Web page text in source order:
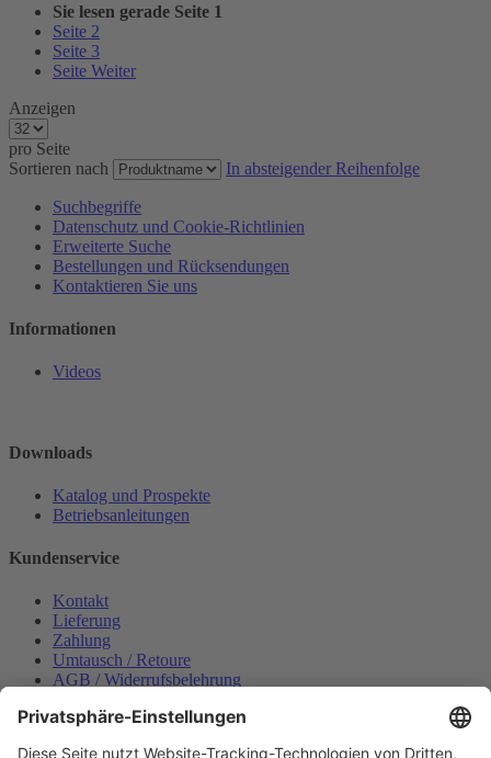
Sie lesen gerade Seite 1
Seite 2
Seite 3
Seite Weiter
Anzeigen
pro Seite
Sortieren nach
In absteigender Reihenfolge
Suchbegriffe
Datenschutz und Cookie-Richtlinien
Erweiterte Suche
Bestellungen und Rücksendungen
Kontaktieren Sie uns
Informationen
Videos
Downloads
Katalog und Prospekte
Betriebsanleitungen
Kundenservice
Kontakt
Lieferung
Zahlung
Umtausch / Retoure
AGB / Widerrufsbelehrung
Datenschutzerklärung